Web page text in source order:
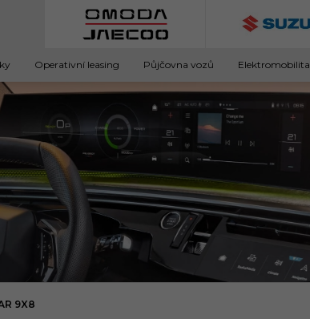
Operativní leasing Půjčovna vozů Elektromobilita
9X8